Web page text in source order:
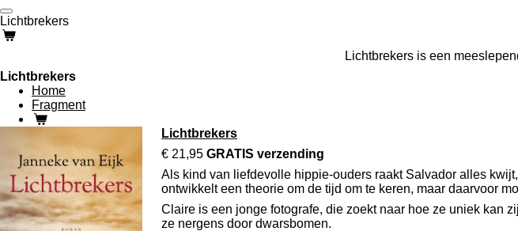
Ga
direct
naar
hoofdinhoud
Lichtbrekers
Lichtbrekers is een
Lichtbrekers
Home
Fragment
Lichtbrekers
€ 21,95 GRATIS verzending
Als kind van liefdevolle hippie-ouders raakt Salvador alles
ontwikkelt een theorie om de tijd om te keren, maar daarvoor
Claire is een jonge fotografe, die zoekt naar hoe ze uniek kan
ze nergens door dwarsbomen.